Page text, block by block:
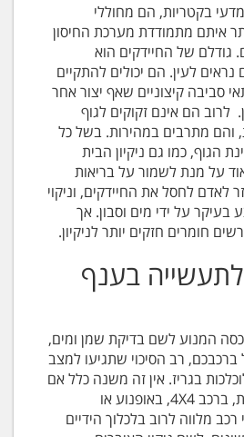
בקטריות, הם מחוללי
איתם מתמודדת מערכת החיסון
גודלם של החיידקים הוא
נראים לעין. הם יכולים להתקיים
סביבה קיצוניים שאף יצור אחר
לרוב הם אינם זקוקים לגוף
והם מתרבים במהירות. בשל כל
הגוף, כמו גם ניקיון הבית
על מנת לשמור על בריאות
לאדם לחסל את החיידקים, וניקוי
על ידי מים וסבון. אך
חומרים חזקים יותר לניקיון.
לתעשייה בענף
המנוע לשם בדיקת שמן ומים,
ברכבכם, רב הסיכוי שתגיעו למצב
בגריז. אין זה משנה כלל אם
מדובר במכונית פרטית, ברכב 4X4, באופנוע או
רכב מלווה לרוב בלכלוך הידיים